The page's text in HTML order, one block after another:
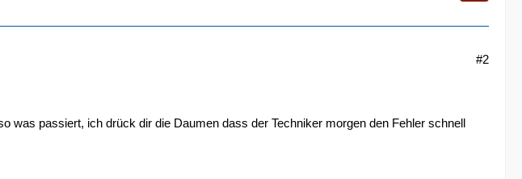
#2
was passiert, ich drück dir die Daumen dass der Techniker morgen den Fehler schnell